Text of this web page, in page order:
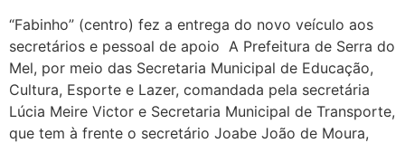
“Fabinho” (centro) fez a entrega do novo veículo aos
secretários e pessoal de apoio A Prefeitura de Serra do
Mel, por meio das Secretaria Municipal de Educação,
Cultura, Esporte e Lazer, comandada pela secretária
Lúcia Meire Victor e Secretaria Municipal de Transporte,
que tem à frente o secretário Joabe João de Moura,